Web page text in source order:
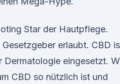
Star der Hautpflege.
erlaubt. CBD
Dermatologie eingesetzt.
CBD so nützlich ist und